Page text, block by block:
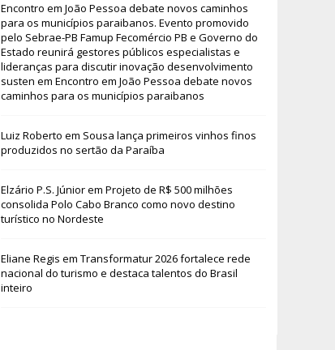
Encontro em João Pessoa debate novos caminhos
para os municípios paraibanos. Evento promovido
pelo Sebrae-PB Famup Fecomércio PB e Governo do
Estado reunirá gestores públicos especialistas e
lideranças para discutir inovação desenvolvimento
susten em Encontro em João Pessoa debate novos
caminhos para os municípios paraibanos
Luiz Roberto em Sousa lança primeiros vinhos finos
produzidos no sertão da Paraíba
Elzário P.S. Júniorem Projeto de R$ 500 milhões
consolida Polo Cabo Branco como novo destino
turístico no Nordeste
Eliane Regis em Transformatur 2026 fortalece rede
nacional do turismo e destaca talentos do Brasil
inteiro